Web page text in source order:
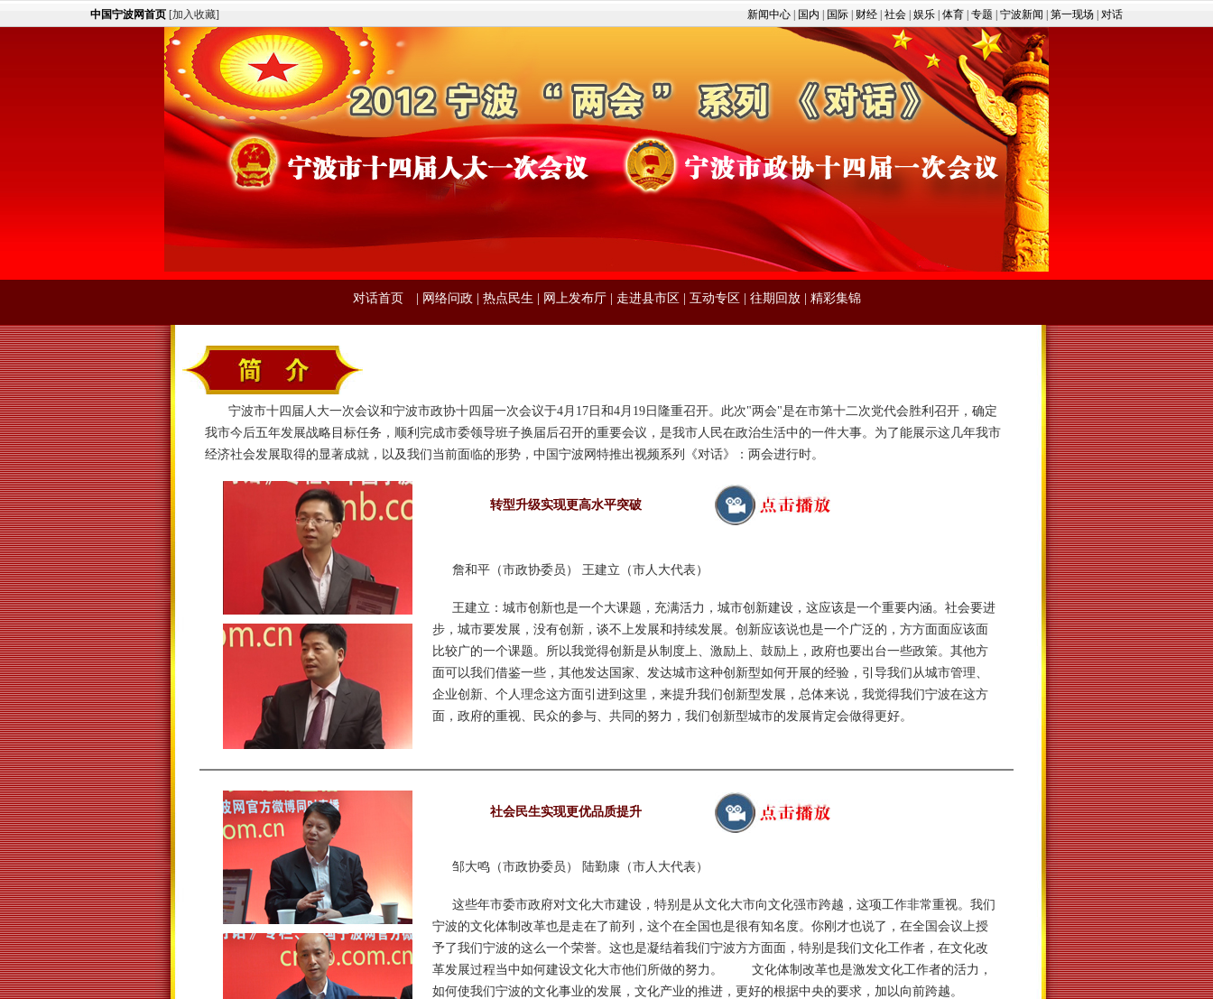
中国宁波网首页 [加入收藏] 新闻中心 国内 国际 财经 社会 娱乐 体育 专题 宁波新闻 第一现场 对话
对话首页 网络问政 热点民生 网上发布厅| 走进县市区 互动专区 往期回放| 精彩集锦
宁波市十四届人大一次会议和宁波市政协十四届一次会议于4月17日和4月19日隆重召开。此次"两会"是在市第十二次党代会胜利召开，确定
我市今后五年发展战略目标任务，顺利完成市委领导班子换届后召开的重要会议，是我市人民在政治生活中的一件大事。为了能展示这几年我市
经济社会发展取得的显著成就，以及我们当前面临的形势，中国宁波网特推出视频系列《对话》：两会进行时。
转型升级实现更高水平突破
詹和平（市政协委员） 王建立（市人大代表）
王建立：城市创新也是一个大课题，充满活力，城市创新建设，这应该是一个重要内涵。社会要进
步，城市要发展，没有创新，谈不上发展和持续发展。创新应该说也是一个广泛的，方方面面应该面
比较广的一个课题。所以我觉得创新是从制度上、激励上、鼓励上，政府也要出台一些政策。其他方
面可以我们借鉴一些，其他发达国家、发达城市这种创新型如何开展的经验，引导我们从城市管理、
企业创新、个人理念这方面引进到这里，来提升我们创新型发展，总体来说，我觉得我们宁波在这方
面，政府的重视、民众的参与、共同的努力，我们创新型城市的发展肯定会做得更好。
社会民生实现更优品质提升
邹大鸣（市政协委员） 陆勤康（市人大代表）
这些年市委市政府对文化大市建设，特别是从文化大市向文化强市跨越，这项工作非常重视。我们
宁波的文化体制改革也是走在了前列，这个在全国也是很有知名度。你刚才也说了，在全国会议上授
予了我们宁波的这么一个荣誉。这也是凝结着我们宁波方方面面，特别是我们文化工作者，在文化改
革发展过程当中如何建设文化大市他们所做的努力。 文化体制改革也是激发文化工作者的活力，
如何使我们宁波的文化事业的发展，文化产业的推进，更好的根据中央的要求，加以向前跨越。